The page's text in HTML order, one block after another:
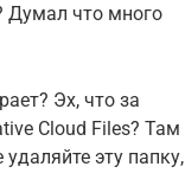
Думал что много
Эх, что за
Cloud Files? Там
эту папку,